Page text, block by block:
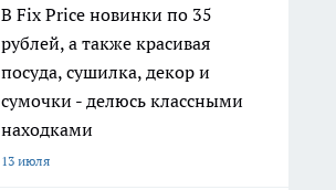
В Fix Price новинки по 35
рублей, а также красивая
посуда, сушилка, декор и
сумочки - делюсь классными
находками
13 июля